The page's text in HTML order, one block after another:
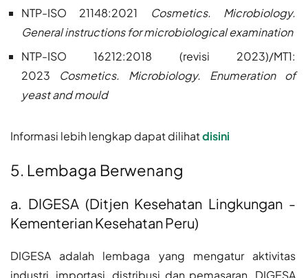
NTP-ISO 21148:2021
Cosmetics. Microbiology.
General instructions for microbiological examination
NTP-ISO 16212:2018 (revisi 2023)/MT1:
2023 Cosmetics. Microbiology. Enumeration of
yeast and mould
Informasi lebih lengkap dapat dilihatdisini
5. Lembaga Berwenang
a. DIGESA (Ditjen Kesehatan Lingkungan -
Kementerian Kesehatan Peru)
DIGESA adalah lembaga yang mengatur aktivitas
industri, importasi, distribusi dan pemasaran. DIGESA